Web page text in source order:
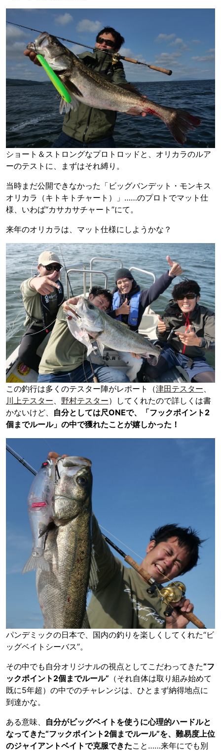
ショート＆ストロングなプロトロッドと、オリカラのルア
ーのテストに、まずはそれ縛り。
当時まだ公開できなかった「ビッグバンデット・モンキス
オリカラ（キトキトチャート）」……のプロトでマット仕
様、いわば“カサカサチャート”にて。
来年のオリカラは、マット仕様にしようかな？
この釣行は多くのテスター陣がレポート（津田テスター、
川上テスター、 野村テスター）してくれたので詳しくは書
かないけど、 自分としては尺ONEで、「フックポイント2
個までルール」の中で獲れたことが嬉しかった！
パンデミックの日本で、国内の釣りを楽しくしてくれた“ビ
ッグベイトシーバス”。
その中でも自分オリジナルの視点としてこだわってきた“フ
ックポイント2個までルール” （それ自体は取り組み始めて
既に5年超）の中でのチャレンジは、ひとまず納得地点に
到達かな。
ある意味、 自分がビッグベイトを使うに心理的ハードルと
なってきた“フックポイント2個までルール”を、難易度上位
のジャイアントベイトで克服できたこと……来年にでも別